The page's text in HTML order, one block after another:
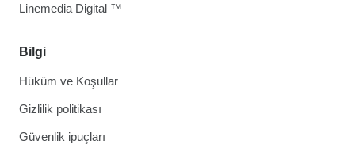
Bilgi
Hüküm ve Koşullar
Gizlilik politikası
Güvenlik ipuçları
Linemedia Digital ™